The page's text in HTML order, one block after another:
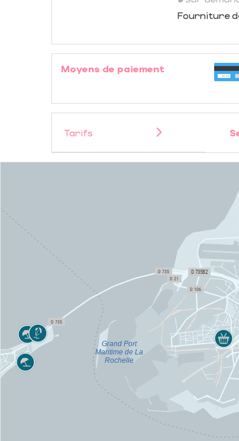
Fourniture
Moyens de paiement
Tarifs